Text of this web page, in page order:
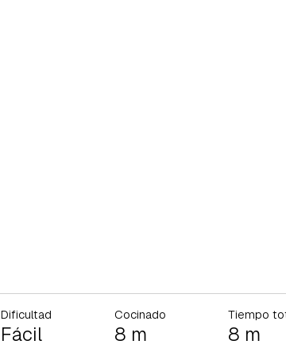
Dificultad
Fácil
Cocinado
8 m
Tiempo
8 m